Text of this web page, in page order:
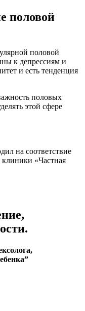
половой
половой
к депрессиям и
и есть тенденция
половых
этой сфере
на соответствие
«Частная